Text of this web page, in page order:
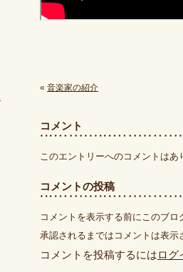
« 音楽家の紹介
コメント
このエントリーへのコメントはあ
コメントの投稿
コメントを表示する前にこのブ
承認されるまではコメントは表
コメントを投稿するにはログ